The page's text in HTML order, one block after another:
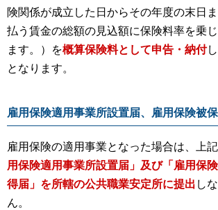
険関係が成立した日からその年度の末日
払う賃金の総額の見込額に保険料率を乗
ます。）を概算保険料として申告・納付
となります。
雇用保険適用事業所設置届、雇用保険被
雇用保険の適用事業となった場合は、上記
用保険適用事業所設置届」及び「雇用保
得届」を所轄の公共職業安定所に提出 し
ん。